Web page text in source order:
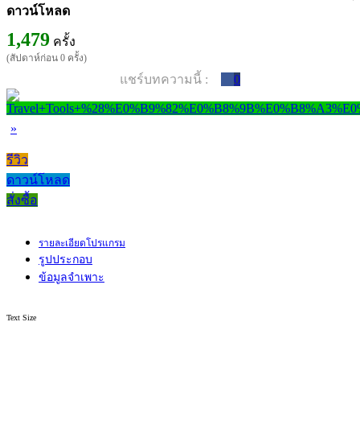
ดาวน์โหลด
1,479 ครั้ง
(สัปดาห์ก่อน 0 ครั้ง)
แชร์บทความนี้ : 0
»
รีวิว
ดาวน์โหลด
สั่งซื้อ
รายละเอียดโปรแกรม
รูปประกอบ
ข้อมูลจำเพาะ
Text Size